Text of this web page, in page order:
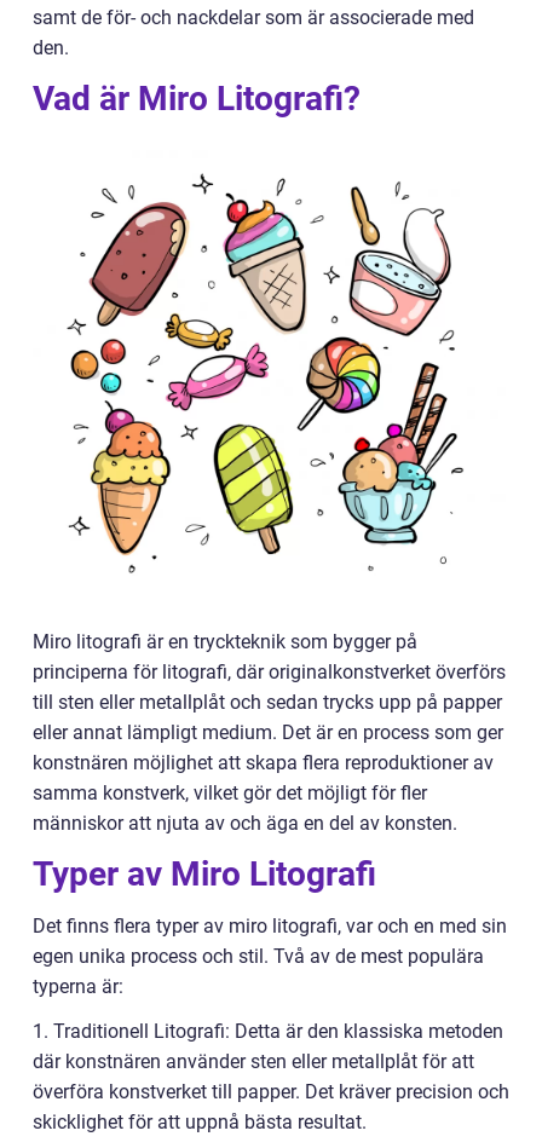
samt de för- och nackdelar som är associerade med
den.
Vad är Miro Litografi?
Miro litografi är en tryckteknik som bygger på
principerna för litografi, där originalkonstverket överförs
till sten eller metallplåt och sedan trycks upp på papper
eller annat lämpligt medium. Det är en process som ger
konstnären möjlighet att skapa flera reproduktioner av
samma konstverk, vilket gör det möjligt för fler
människor att njuta av och äga en del av konsten.
Typer av Miro Litografi
Det finns flera typer av miro litografi, var och en med sin
egen unika process och stil. Två av de mest populära
typerna är:
1. Traditionell Litografi: Detta är den klassiska metoden
där konstnären använder sten eller metallplåt för att
överföra konstverket till papper. Det kräver precision och
skicklighet för att uppnå bästa resultat.